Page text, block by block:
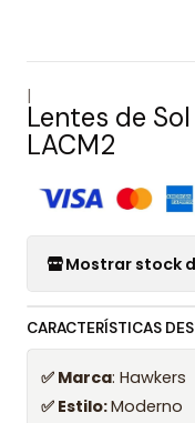
|
Lentes de
LACM2
Mostrar stock
CARACTERÍSTICAS
✅ Marca: Hawkers
✅ Estilo:Moderno